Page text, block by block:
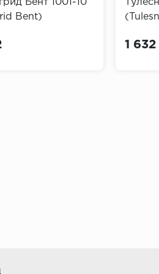
Бент 1001-10
Bent)
1